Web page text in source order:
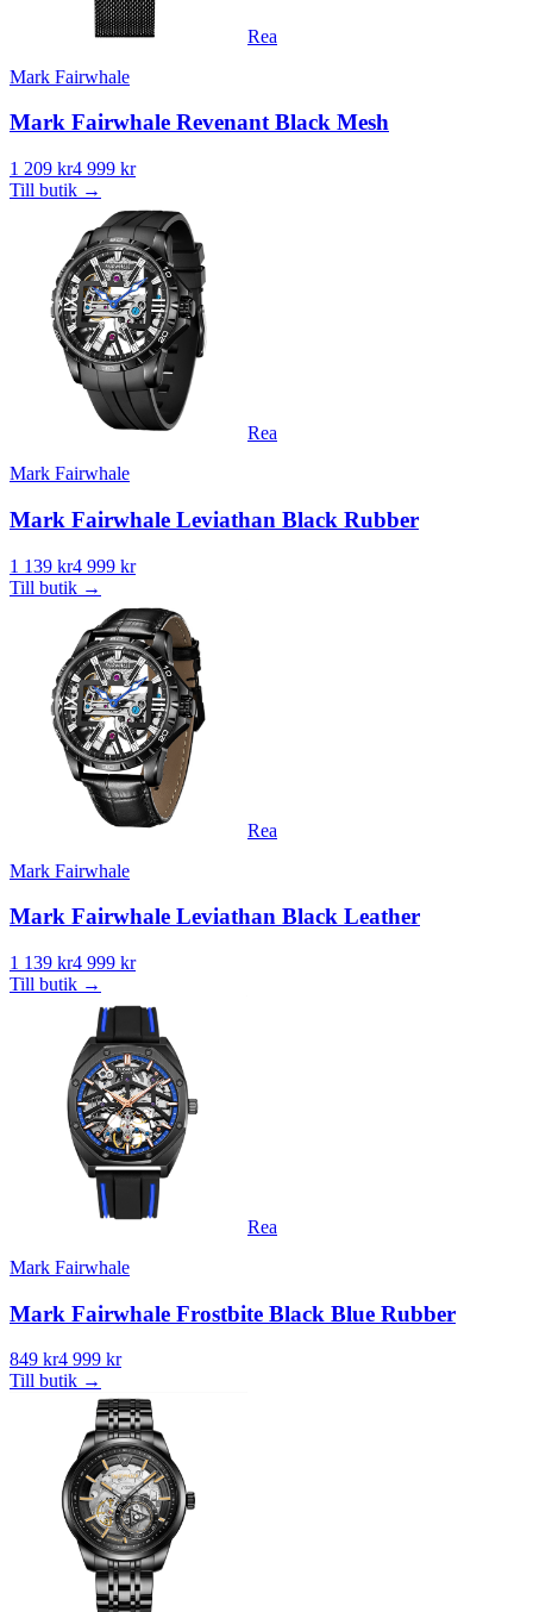
Rea
Mark Fairwhale
Mark Fairwhale Revenant Black Mesh
1 209 kr4 999 kr
Till butik →
Rea
Mark Fairwhale
Mark Fairwhale Leviathan Black Rubber
1 139 kr4 999 kr
Till butik →
Rea
Mark Fairwhale
Mark Fairwhale Leviathan Black Leather
1 139 kr4 999 kr
Till butik →
Rea
Mark Fairwhale
Mark Fairwhale Frostbite Black Blue Rubber
849 kr4 999 kr
Till butik →